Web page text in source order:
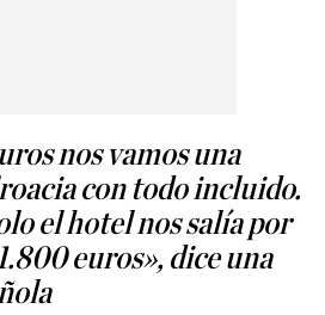
nos vamos una
con todo incluido.
el hotel nos salía por
euros», dice una